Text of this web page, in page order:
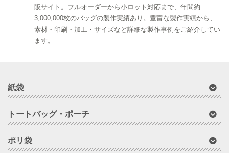
販サイト。フルオーダーから小ロット対応まで、年間約
3,000,000枚のバッグの製作実績あり。豊富な製作実績から、
素材・印刷・加工・サイズなど詳細な製作事例をご紹介してい
ます。
紙袋
トートバッグ・ポーチ
ポリ袋